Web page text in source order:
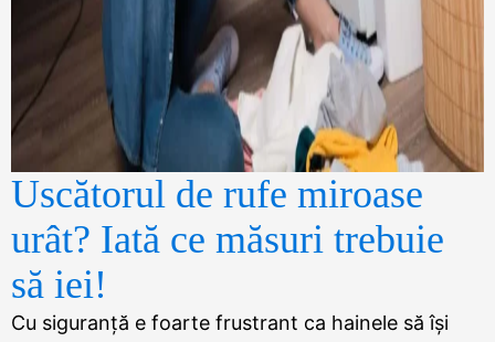
Uscătorul de rufe miroase
urât? Iată ce măsuri trebuie
să iei!
Cu siguranță e foarte frustrant ca hainele să își